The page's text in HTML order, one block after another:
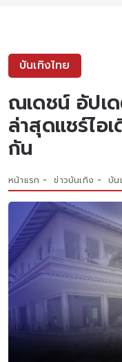
บันเทิงไทย
ณเดชน์ อัปเ
ล่าสุดแชร์ไอ
กัน
หน้าแรก ข่าวบันเทิง บัน